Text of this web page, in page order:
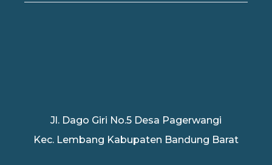
Jl. Dago Giri No.5 Desa Pagerwangi
Kec. Lembang Kabupaten Bandung Barat